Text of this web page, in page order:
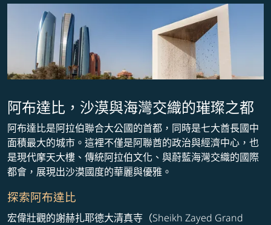
阿布達比，沙漠與海灣交織的璀璨之都
阿布達比是阿拉伯聯合大公國的首都，同時是七大酋長國中
面積最大的城市。這裡不僅是阿聯酋的政治與經濟中心，也
是現代摩天大樓、傳統阿拉伯文化、與蔚藍海灣交織的國際
都會，展現出沙漠國度的華麗與優雅。
探索阿布達比
宏偉壯觀的謝赫扎耶德大清真寺（Sheikh Zayed Grand